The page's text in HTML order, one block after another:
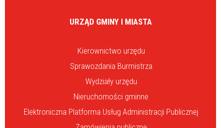
URZĄD GMINY I MIASTA
Kierownictwo urzędu
Sprawozdania Burmistrza
Wydziały urzędu
Nieruchomości gminne
Elektroniczna Platforma Usług Administracji Publicznej